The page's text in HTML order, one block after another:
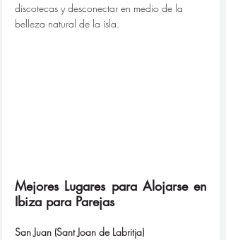
discotecas y desconectar en medio de la
belleza natural de la isla.
Mejores Lugares para Alojarse en
Ibiza para Parejas
San Juan (Sant Joan de Labritja)